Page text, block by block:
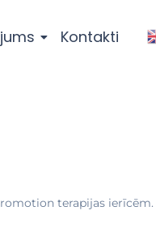
Kontakti
terapijas ierīcēm.